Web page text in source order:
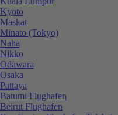
Kyoto
Maskat
Minato (Tokyo)
Naha
Nikko
Odawara
Osaka
Pattaya
Batumi Flughafen
Beirut Flughafen